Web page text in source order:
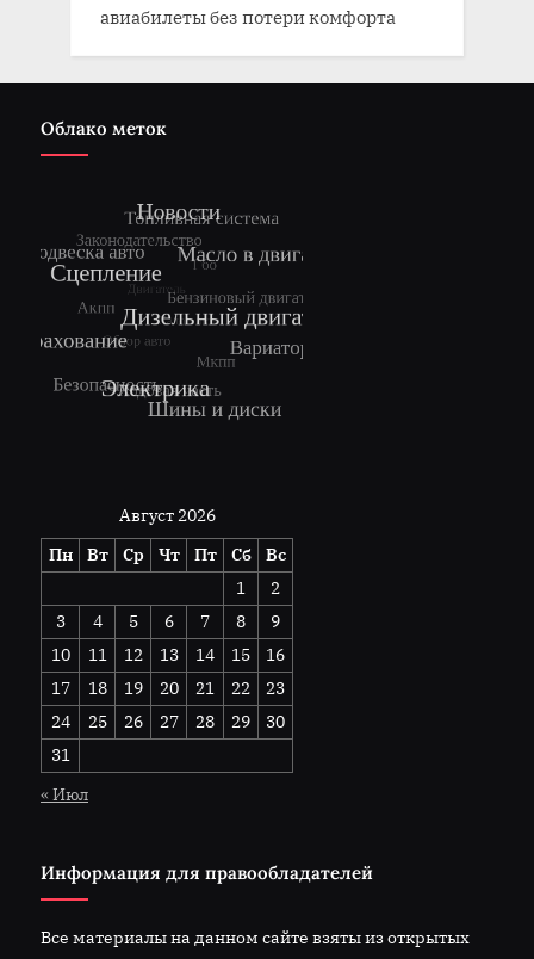
авиабилеты без потери комфорта
Облако меток
Август 2026
Пн
Вт Ср Чт Пт Сб
Вс
1
2
3
4 5 6 7 8
9
10
11 12 13 14 15
16
17
18 19 20 21 22
23
24
25 26 27 28 29
30
31
« Июл
Информация для правообладателей
Все материалы на данном сайте взяты из открытых